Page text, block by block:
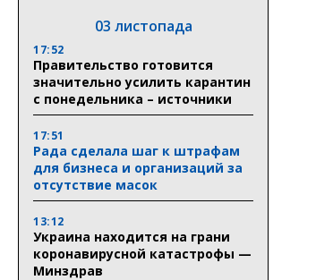
03 листопада
17:52
Правительство готовится
значительно усилить карантин
с понедельника – источники
17:51
Рада сделала шаг к штрафам
для бизнеса и организаций за
отсутствие масок
13:12
Украина находится на грани
коронавирусной катастрофы —
Минздрав